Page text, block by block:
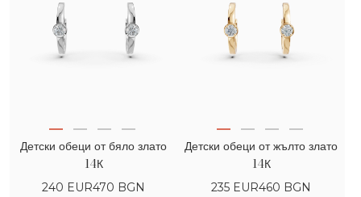
Детски обеци от бяло злато
14К
240 EUR470 BGN
Детски обеци от жълто злато
14К
235 EUR460 BGN